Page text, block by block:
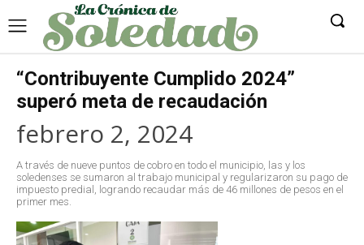
“Contribuyente Cumplido 2024”
superó meta de recaudación
febrero 2, 2024
A través de nueve puntos de cobro en todo el municipio, las y los
soledenses se sumaron al trabajo municipal y regularizaron su pago de
impuesto predial, logrando recaudar más de 46 millones de pesos en el
primer mes.